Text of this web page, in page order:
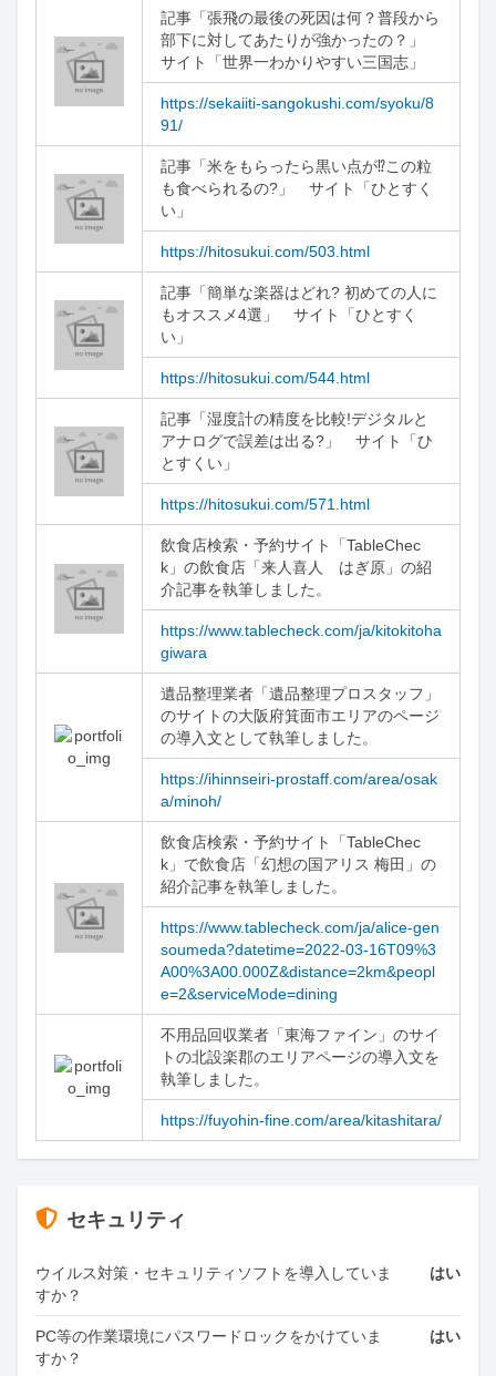
記事「張飛の最後の死因は何？普段から
部下に対してあたりが強かったの？」
サイト「世界一わかりやすい三国志」
https://sekaiiti-sangokushi.com/syoku/8
91/
記事「米をもらったら黒い点が⁉この粒
も食べられるの?」　サイト「ひとすく
い」
https://hitosukui.com/503.html
記事「簡単な楽器はどれ? 初めての人に
もオススメ4選」　サイト「ひとすく
い」
https://hitosukui.com/544.html
記事「湿度計の精度を比較!デジタルと
アナログで誤差は出る?」　サイト「ひ
とすくい」
https://hitosukui.com/571.html
飲食店検索・予約サイト「TableChec
k」の飲食店「来人喜人　はぎ原」の紹
介記事を執筆しました。
https://www.tablecheck.com/ja/kitokitoha
giwara
遺品整理業者「遺品整理プロスタッフ」
のサイトの大阪府箕面市エリアのページ
の導入文として執筆しました。
https://ihinnseiri-prostaff.com/area/osak
a/minoh/
飲食店検索・予約サイト「TableChec
k」で飲食店「幻想の国アリス 梅田」の
紹介記事を執筆しました。
https://www.tablecheck.com/ja/alice-gen
soumeda?datetime=2022-03-16T09%3
A00%3A00.000Z&distance=2km&peopl
e=2&serviceMode=dining
不用品回収業者「東海ファイン」のサイ
トの北設楽郡のエリアページの導入文を
執筆しました。
https://fuyohin-fine.com/area/kitashitara/
セキュリティ
ウイルス対策・セキュリティソフトを導入していま
すか？
はい
PC等の作業環境にパスワードロックをかけていま
すか？
はい